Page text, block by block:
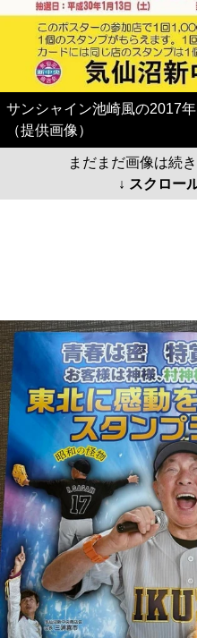
サンシャイン池崎風の2017
（提供画像）
まだまだ画像は続
↓ スクロー